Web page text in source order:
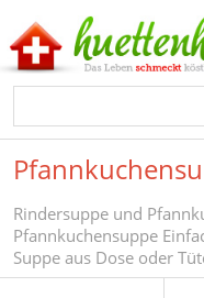
Rindersuppe und
Pfannkuchensuppe
Suppe aus Dose oder